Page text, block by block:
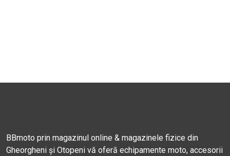
BBmoto prin magazinul online & magazinele fizice din
Gheorgheni și Otopeni vă oferă echipamente moto, accesorii